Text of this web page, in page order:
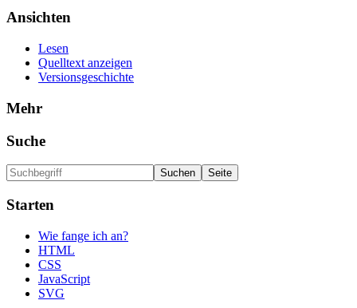
Ansichten
Lesen
Quelltext anzeigen
Versionsgeschichte
Mehr
Suche
Starten
Wie fange ich an?
HTML
CSS
JavaScript
SVG